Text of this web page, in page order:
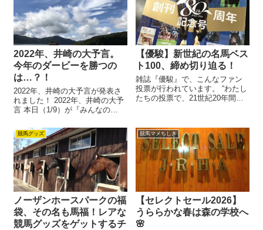
選会…。 JRAのホーム...
2022年、井崎の大予言。
今年のダービーを勝つの
は…？！
2022年、井崎の大予言が発表さ
れました！ 2022年、井崎の大予
言 本日（1/9）が『みんなの
恒例となっている、井崎の大予
言の発表がありました。 気にな
るその内容は―― ダービーで
は、馬名の末尾に注目！...
【優駿】新世紀の名馬ベス
ト100、締め切り迫る！
雑誌『優駿』で、こんなファン
投票が行われています。 “わたし
たちの投票で、21世紀20年間の
が創刊80周年を迎えるタイミン
グに合わせ、2001年～2020年に
走った競走馬たち...
競馬グッズ
ノーザンホースパークの福
袋、その名も馬福！レアな
競馬グッズをゲットするチ
競馬マメちしき
【セレクトセール2026】
うららかな春は森の学校へ
🌸